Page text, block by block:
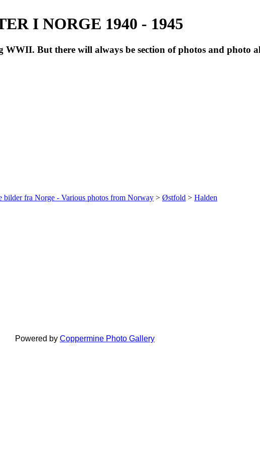
I NORGE 1940 - 1945
But there will always be section of photos and photo
bilder fra Norge - Various photos from Norway > Østfold > Halden
Powered by Coppermine Photo Gallery